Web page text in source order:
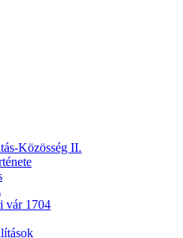
Közösség II.
vár 1704